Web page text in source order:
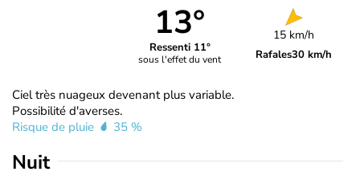
13°
Ressenti 11°
sous l'effet du vent
15 km/h
Rafales30 km/h
Ciel très nuageux devenant plus variable.
Possibilité d'averses.
Risque de pluie
35 %
Nuit